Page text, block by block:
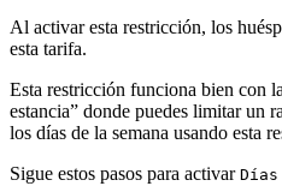
Al activar esta restricción, los
esta tarifa.
Esta restricción funciona bien con
estancia” donde puedes limitar un
los días de la semana usando esta
Sigue estos pasos para activar